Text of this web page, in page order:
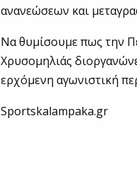
ανανεώσεων και
Να θυμίσουμε πως την
Χρυσομηλιάς
ερχόμενη αγωνιστική
Sportskalampaka.gr